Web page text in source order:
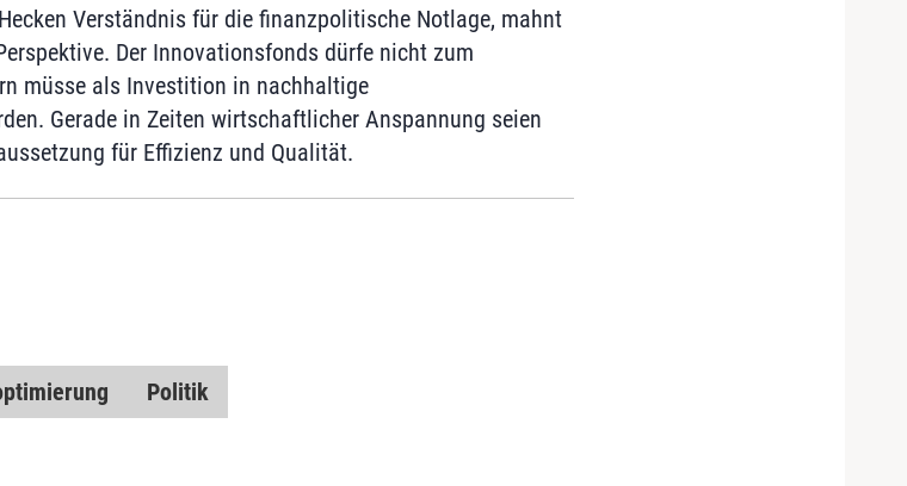
Verständnis für die finanzpolitische Notlage, mahnt
Der Innovationsfonds dürfe nicht zum
müsse als Investition in nachhaltige
Gerade in Zeiten wirtschaftlicher Anspannung seien
für Effizienz und Qualität.
Politik